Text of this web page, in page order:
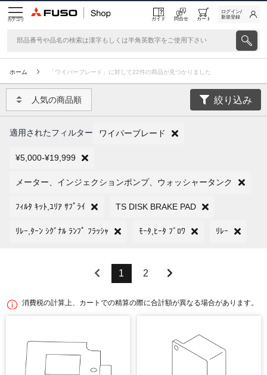
カテゴリ ガイド 問合せ カート
ログイン/
新規登録
ホーム 「ワイパーブレード」に対して22件の商品が見つかりました
人気の商品順 絞り込み
適用されたフィルター ワイパーブレード
¥5,000-¥19,999
メーター、インジェクションポンプ、ウォッシャータンク
ﾌｨﾙﾀ ｷｯﾄ,ﾕﾘｱ ｻﾌﾟﾗｲ TS DISK BRAKE PAD
ﾘﾚｰ,ﾀｰﾝ ｼｸﾞﾅﾙ ﾗﾝﾌﾟ ﾌﾗｯｼｬ ﾓｰﾀ,ﾋｰﾀ ﾌﾞﾛﾜ ﾘﾚｰ
1 2
消費税の計算上、カートでの精算の際に合計額が異なる場合があります。